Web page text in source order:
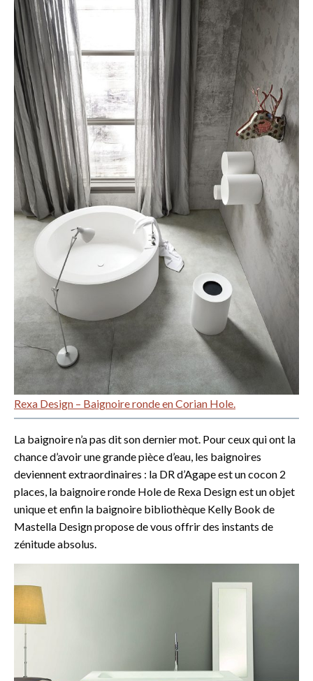
Rexa Design – Baignoire ronde en Corian Hole.
La baignoire n’a pas dit son dernier mot. Pour ceux qui ont la
chance d’avoir une grande pièce d’eau, les baignoires
deviennent extraordinaires : la DR d’Agape est un cocon 2
places, la baignoire ronde Hole de Rexa Design est un objet
unique et enfin la baignoire bibliothèque Kelly Book de
Mastella Design propose de vous offrir des instants de
zénitude absolus.